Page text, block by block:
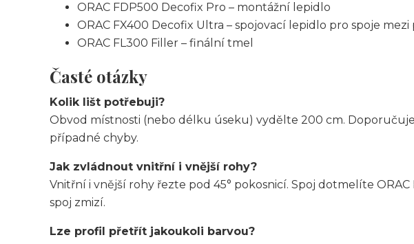
ORAC FDP500 Decofix Pro – montážní lepidlo
ORAC FX400 Decofix Ultra – spojovací lepidlo pro spoje
ORAC FL300 Filler – finální tmel
Časté otázky
Kolik lišt potřebuji?
Obvod místnosti (nebo délku úseku) vydělte 200 cm.
případné chyby.
Jak zvládnout vnitřní i vnější rohy?
Vnitřní i vnější rohy řezte pod 45° pokosnicí. Spoj dotmelíte
spoj zmizí.
Lze profil přetřít jakoukoli barvou?